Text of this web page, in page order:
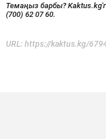
Темаңыз барбы?
(700) 62 07 60.
URL: https://kaktus.kg/